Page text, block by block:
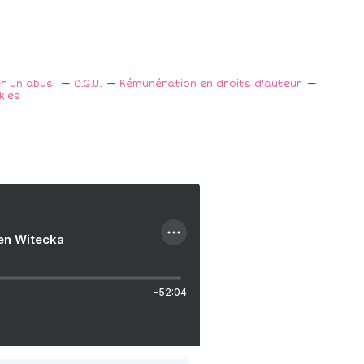
un abus C.G.U.
Rémunération en droits d'auteur
Witecka
-52:04